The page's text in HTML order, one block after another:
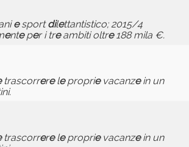
esportdilettantistico; 2015/4
enteper i treambiti oltre188 mila €.
trascorrereleproprievacanzein un
trascorrereleproprievacanzein un